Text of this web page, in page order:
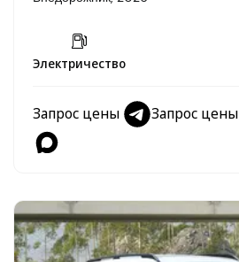
Электричество
Запрос цены Запрос цены